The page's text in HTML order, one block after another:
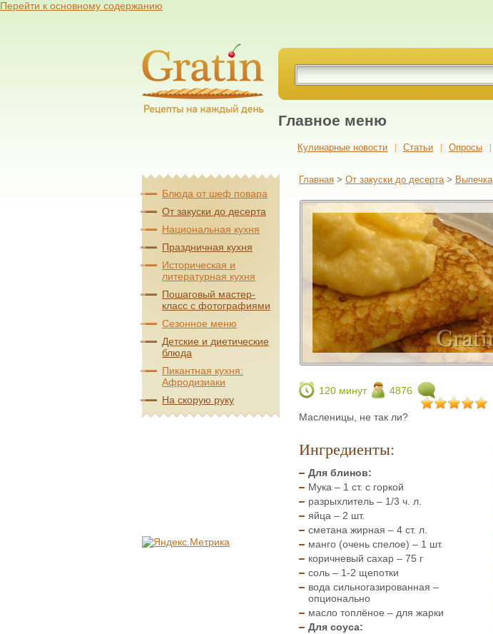
Перейти к основному содержанию
Главное меню
Кулинарные новости Cтатьи Опросы
Главная > От закуски до десерта > Выпечка
120 минут 4876
Масленицы, не так ли?
Ингредиенты:
Для блинов:
Мука – 1 ст. с горкой
разрыхлитель – 1/3 ч. л.
яйца – 2 шт.
сметана жирная – 4 ст. л.
манго (очень спелое) – 1 шт.
коричневый сахар – 75 г
соль – 1-2 щепотки
вода сильногазированная –
опционально
масло топлёное – для жарки
Для соуса:
Блюда от шеф повара
От закуски до десерта
Национальная кухня
Праздничная кухня
Историческая и
литературная кухня
Пошаговый мастер-
класс с фотографиями
Сезонное меню
Детские и диетические
блюда
Пикантная кухня:
Афродизиаки
На скорую руку